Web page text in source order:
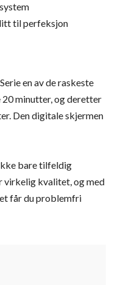
til perfeksjon
en av de raskeste
minutter, og deretter
Den digitale skjermen
bare tilfeldig
virkelig kvalitet, og med
får du problemfri